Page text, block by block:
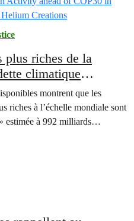
plus riches de la
climatique
milliards de dollars
montrent que les
riches à l’échelle mondiale sont
estimée à 992 milliards…